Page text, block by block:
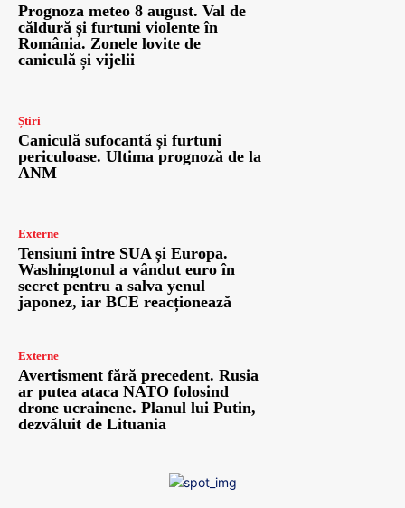
Prognoza meteo 8 august. Val de
căldură și furtuni violente în
România. Zonele lovite de
caniculă și vijelii
Știri
Caniculă sufocantă și furtuni
periculoase. Ultima prognoză de la
ANM
Externe
Tensiuni între SUA și Europa.
Washingtonul a vândut euro în
secret pentru a salva yenul
japonez, iar BCE reacționează
Externe
Avertisment fără precedent. Rusia
ar putea ataca NATO folosind
drone ucrainene. Planul lui Putin,
dezvăluit de Lituania